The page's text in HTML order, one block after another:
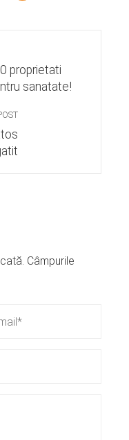
proprietati
sanatate!
Câmpurile